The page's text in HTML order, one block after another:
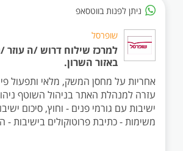
ניתן לפנות בווטסאפ
שופרסל
למרכז שילוח דרוש /ה עוזר
באזור השרון.
אחריות על מחסן המשק, מלאי ותפעול
עזרה למנהלת האתר בניהול השוטף
ישיבות עם גורמי פנים - וחוץ, סיכום
משימות - כתיבת פרוטוקולים בישיבות -